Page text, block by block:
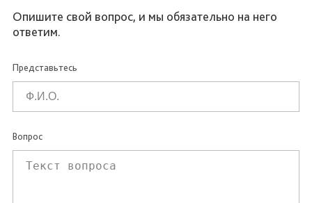
Опишите свой вопрос, и мы обязательно на него
ответим.
Представьтесь
Вопрос